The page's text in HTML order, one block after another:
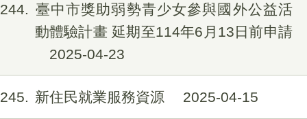
244
臺中市獎助弱勢青少女參與國外公益活
動體驗計畫 延期至114年6月13日前申請
2025-04-23
245 新住民就業服務資源 2025-04-15